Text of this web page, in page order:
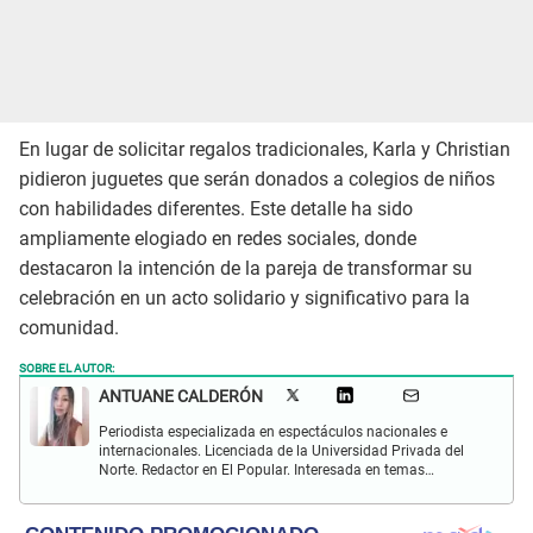
En lugar de solicitar regalos tradicionales, Karla y Christian
pidieron juguetes que serán donados a colegios de niños
con habilidades diferentes. Este detalle ha sido
ampliamente elogiado en redes sociales, donde
destacaron la intención de la pareja de transformar su
celebración en un acto solidario y significativo para la
comunidad.
SOBRE EL AUTOR:
ANTUANE CALDERÓN
Periodista especializada en espectáculos nacionales e
internacionales. Licenciada de la Universidad Privada del
Norte. Redactor en El Popular. Interesada en temas
y televisión.